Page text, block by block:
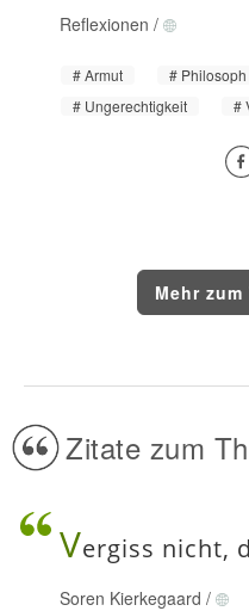
Reflexionen /
Armut Philosoph
Ungerechtigkeit
Mehr
Zitate zum
Vergiss nicht,
Soren Kierkegaard /